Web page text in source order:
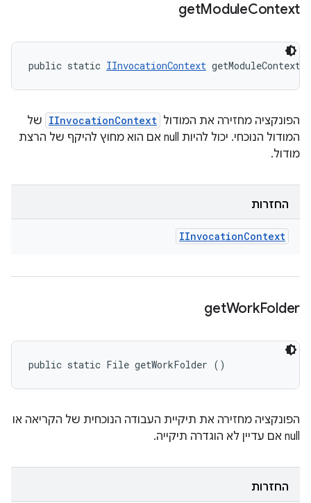
getModuleContext
public static IInvocationContext getModuleContext
הפונקציה מחזירה את המודול IInvocationContext של
המודול הנוכחי. יכול להיות null אם הוא מחוץ להיקף של הרצת
מודול.
החזרות
IInvocationContext
getWorkFolder
public static File getWorkFolder ()
הפונקציה מחזירה את תיקיית העבודה הנוכחית של הקריאה או
null אם עדיין לא הוגדרה תיקייה.
החזרות